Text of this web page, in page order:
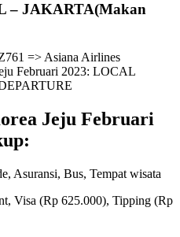
– JAKARTA(Makan
=> Asiana Airlines
Februari 2023: LOCAL
Jeju Februari
Asuransi, Bus, Tempat wisata
Visa (Rp 625.000), Tipping (Rp